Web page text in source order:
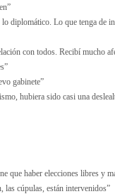
diplomático. Lo que tenga de
con todos. Recibí mucho
gabinete”
hubiera sido casi una
que haber elecciones libres y
las cúpulas, están intervenidos”